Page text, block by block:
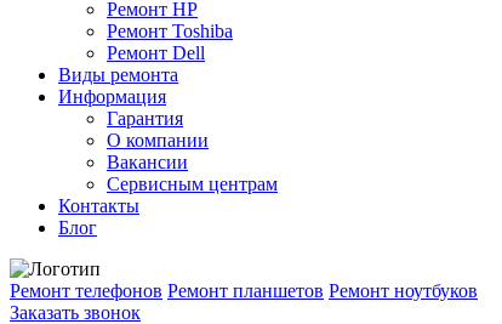
Ремонт HP
Ремонт Toshiba
Ремонт Dell
Виды ремонта
Информация
Гарантия
О компании
Вакансии
Сервисным центрам
Контакты
Блог
Ремонт телефонов Ремонт планшетов Ремонт ноутбуков
Заказать звонок